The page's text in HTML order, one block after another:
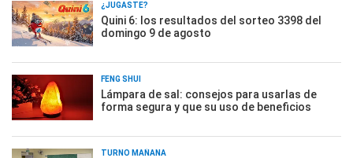
¿JUGASTE?
Quini 6: los resultados del sorteo 3398 del
domingo 9 de agosto
FENG SHUI
Lámpara de sal: consejos para usarlas de
forma segura y que su uso de beneficios
TURNO MAÑANA